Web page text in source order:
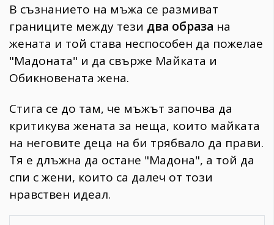
В съзнанието на мъжа се размиват
границите между тези два образа на
жената и той става неспособен да пожелае
"Мадоната" и да свърже Майката и
Обикновената жена.
Стига се до там, че мъжът започва да
критикува жената за неща, които майката
на неговите деца на би трябвало да прави.
Тя е длъжна да остане "Мадона", а той да
спи с жени, които са далеч от този
нравствен идеал.